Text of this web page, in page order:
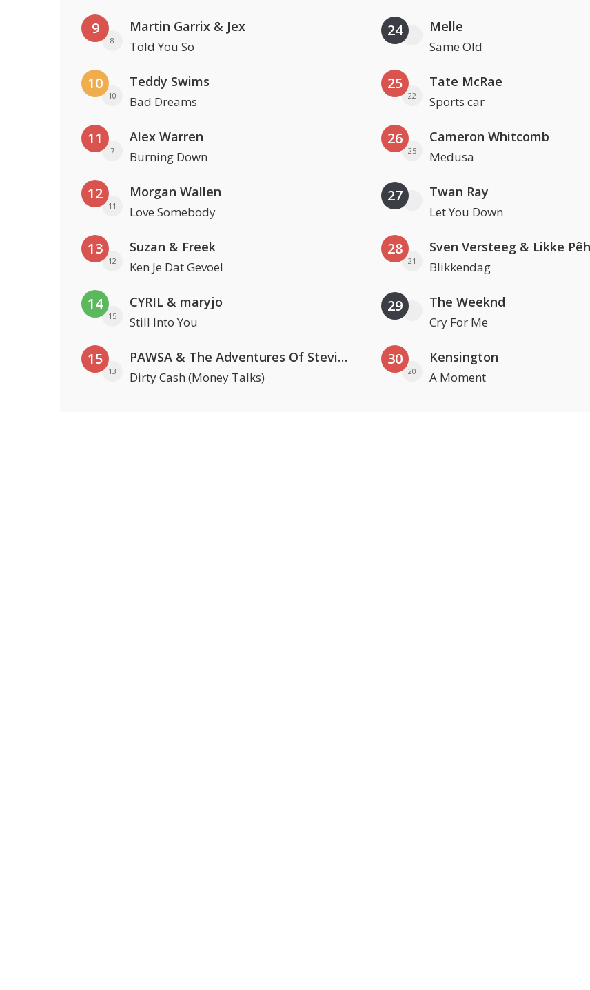
9
8
Martin Garrix & Jex
Told You So
10
10
Teddy Swims
Bad Dreams
11
7
Alex Warren
Burning Down
12
11
Morgan Wallen
Love Somebody
13
12
Suzan & Freek
Ken Je Dat Gevoel
14
15
CYRIL & maryjo
Still Into You
15
13
PAWSA & The Adventures Of Stevie V
Dirty Cash (Money Talks)
24 Melle
Same Old
25
22
Tate McRae
Sports car
26
25
Cameron Whitcomb
Medusa
27 Twan Ray
Let You Down
28
21
Sven Versteeg & Likke
Blikkendag
29 The Weeknd
Cry For Me
30
20
Kensington
A Moment